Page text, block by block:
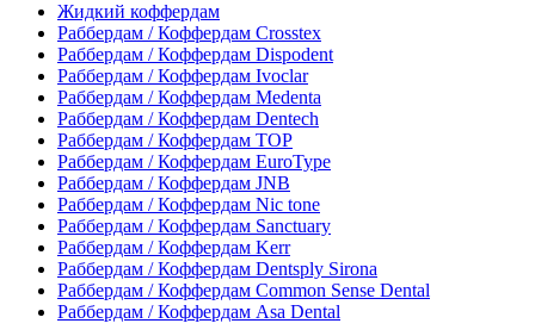
Жидкий коффердам
Раббердам / Коффердам Crosstex
Раббердам / Коффердам Dispodent
Раббердам / Коффердам Ivoclar
Раббердам / Коффердам Medenta
Раббердам / Коффердам Dentech
Раббердам / Коффердам ТОР
Раббердам / Коффердам EuroType
Раббердам / Коффердам JNB
Раббердам / Коффердам Nic tone
Раббердам / Коффердам Sanctuary
Раббердам / Коффердам Kerr
Раббердам / Коффердам Dentsply Sirona
Раббердам / Коффердам Common Sense Dental
Раббердам / Коффердам Asa Dental